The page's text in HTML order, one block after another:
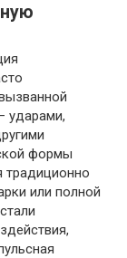
ударами,
формы
традиционно
или полной